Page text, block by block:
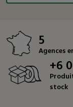
5
Agences
+6
stock